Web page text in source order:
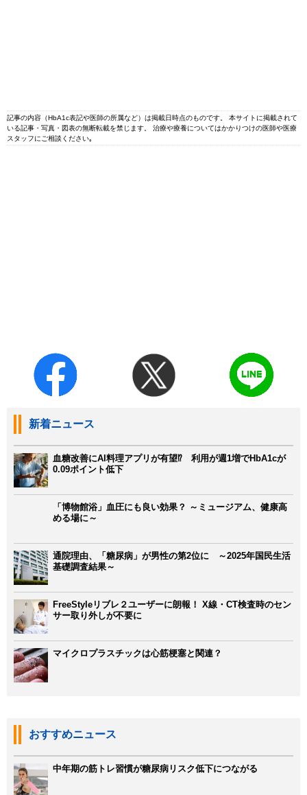
記事の内容（HbA1c表記や医師の所属など）は掲載日時点のものです。 本サイトに掲載されて
いる記事・写真・図表の無断転載を禁じます。 治療や療養についてはかかりつけの医師や医療
スタッフにご相談ください｡
新着ニュース
血糖改善にAI料理アプリが有望⁉ 利用が週1増でHbA1cが
0.09ポイント低下
「博物館浴」血圧にも良い効果？ ～ミュージアム、健康高
める場に～
通院理由、「糖尿病」が男性の第2位に ～2025年国民生活
基礎調査結果～
FreeStyleリブレ２ユーザーに朗報！ X線・CT検査時のセン
サー取り外しが不要に
マイクロプラスチックは心筋梗塞と関連？
おすすめニュース
中年期の筋トレ習慣が糖尿病リスク低下につながる